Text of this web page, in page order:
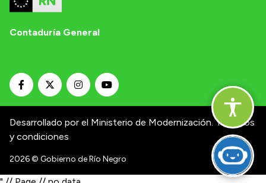
Contaduría General
Desarrollado por el Ministerio de Modernización. Términos
y condiciones
2026© Gobierno de Río Negro